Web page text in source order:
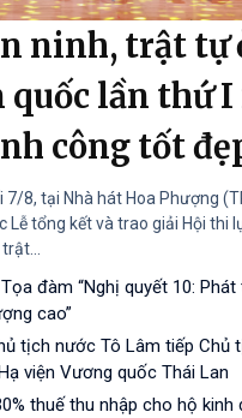
ninh, trật tự
quốc lần thứ I
công tốt
8, tại Nhà hát Hoa Phượng
Lễ tổng kết và trao giải Hội thi
đàm “Nghị quyết 10:
cao”
tịch nước Tô Lâm tiếp Chủ
viện Vương quốc Thái Lan
thuế thu nhập cho hộ kinh